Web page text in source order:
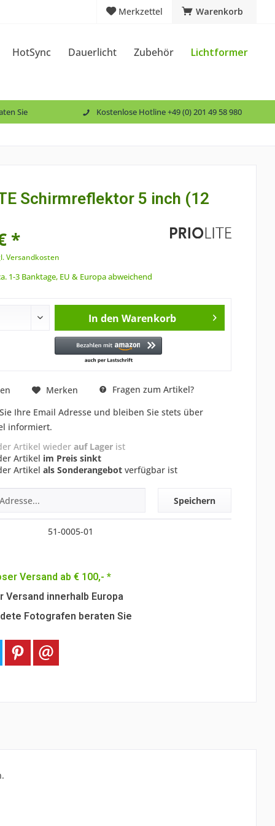
Warenkorb
Merkzettel
HotSync Dauerlicht Zubehör Lichtformer
Sie Kostenlose Hotline +49 (0) 201 49 58 980
Schirmreflektor 5 inch (12
*
Versandkosten
1-3 Banktage, EU & Europa abweichend
In den Warenkorb
Merken
Fragen zum Artikel?
Ihre Email Adresse und bleiben Sie stets über
informiert.
Artikel wieder auf Lagerist
Artikel im Preis sinkt
Artikel als Sonderangebotverfügbar ist
Speichern
51-0005-01
Versand ab € 100,- *
Versand innerhalb Europa
Fotografen beraten Sie